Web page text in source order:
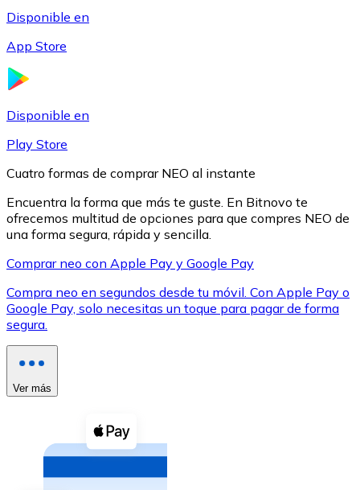
XRP
XRP
Ver todo
Compra criptomonedas con efectivo en tu tienda más
Comprar con efectivo
Disponible en
App Store
Disponible en
Play Store
Cuatro formas de comprar NEO al instante
Encuentra la forma que más te guste. En Bitnovo te
ofrecemos multitud de opciones para que compres NEO de
una forma segura, rápida y sencilla.
Comprar neo con Apple Pay y Google Pay
Compra neo en segundos desde tu móvil. Con Apple Pay o
Google Pay, solo necesitas un toque para pagar de forma
segura.
Ver más